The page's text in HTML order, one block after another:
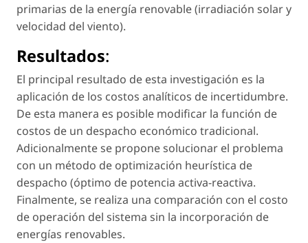
primarias de la energía renovable (irradiación solar y
velocidad del viento).
Resultados:
El principal resultado de esta investigación es la
aplicación de los costos analíticos de incertidumbre.
De esta manera es posible modificar la función de
costos de un despacho económico tradicional.
Adicionalmente se propone solucionar el problema
con un método de optimización heurística de
despacho (óptimo de potencia activa-reactiva.
Finalmente, se realiza una comparación con el costo
de operación del sistema sin la incorporación de
energías renovables.